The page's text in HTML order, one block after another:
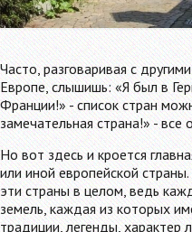
Часто, разговаривая с
Европе, слышишь: «Я был в
Франции!» - список стран
замечательная страна!» - все
Но вот здесь и кроется
или иной европейской
эти страны в целом, ведь
земель, каждая из которых
традиции, легенды,